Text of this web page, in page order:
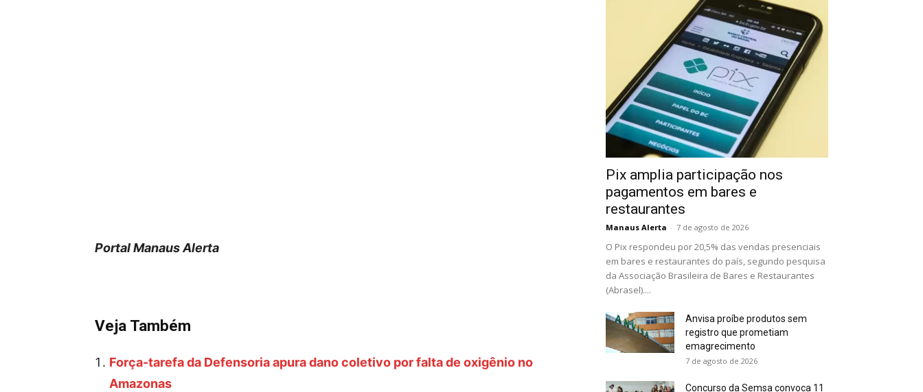
Portal Manaus Alerta
Veja Também
Força-tarefa da Defensoria apura dano coletivo por falta de oxigênio no
Amazonas
Pix amplia participação nos
pagamentos em bares e
restaurantes
Manaus Alerta - 7 de agosto de 2026
O Pix respondeu por 20,5% das vendas presenciais
em bares e restaurantes do país, segundo pesquisa
da Associação Brasileira de Bares e Restaurantes
(Abrasel)....
Anvisa proíbe produtos sem
registro que prometiam
emagrecimento
7 de agosto de 2026
Concurso da Semsa convoca 11